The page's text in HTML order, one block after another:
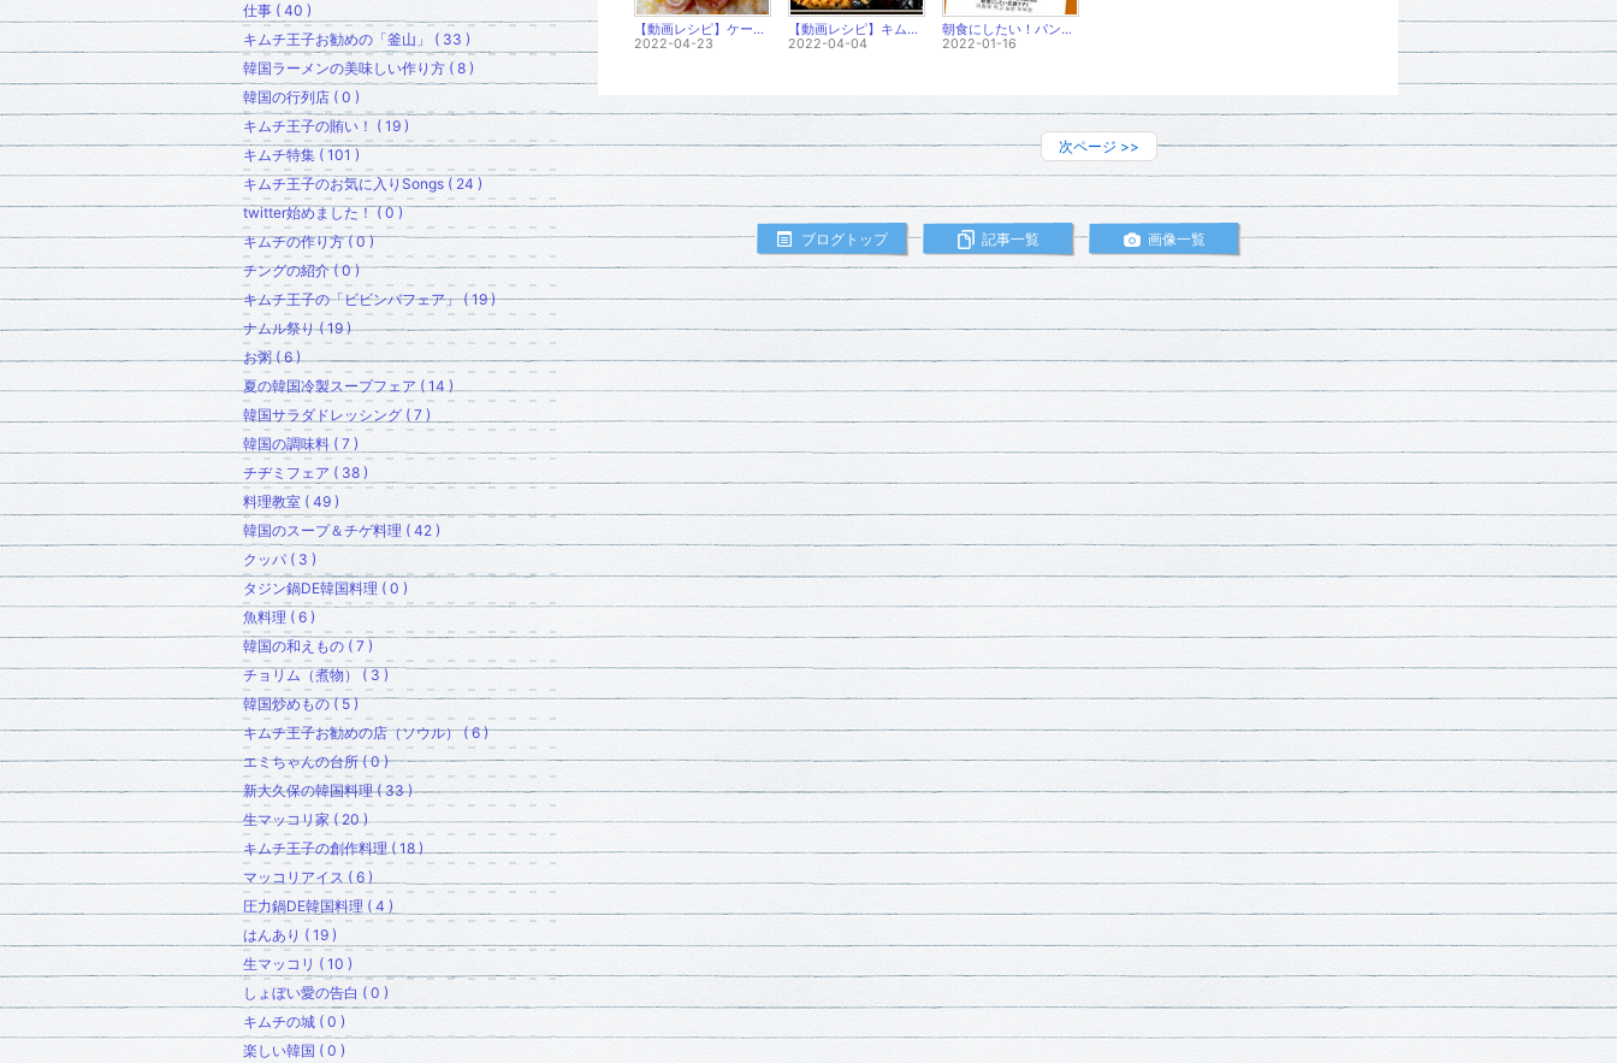
【動画レシピ】ケーキのようなポテトサラダ！
2022-04-23
【動画レシピ】キムチを炒めたらふわふわの美味しいおかずができました！
2022-04-04
朝食にしたい！パンケーキのような豆腐チヂミの作り方
2022-01-16
次ページ >>
ブログトップ 記事一覧 画像一覧
仕事 ( 40 )
キムチ王子お勧めの「釜山」 ( 33 )
韓国ラーメンの美味しい作り方 ( 8 )
韓国の行列店 ( 0 )
キムチ王子の賄い！ ( 19 )
キムチ特集 ( 101 )
キムチ王子のお気に入りSongs ( 24 )
twitter始めました！ ( 0 )
キムチの作り方 ( 0 )
チングの紹介 ( 0 )
キムチ王子の「ビビンバフェア」 ( 19 )
ナムル祭り ( 19 )
お粥 ( 6 )
夏の韓国冷製スープフェア ( 14 )
韓国サラダドレッシング ( 7 )
韓国の調味料 ( 7 )
チヂミフェア ( 38 )
料理教室 ( 49 )
韓国のスープ＆チゲ料理 ( 42 )
クッパ ( 3 )
タジン鍋DE韓国料理 ( 0 )
魚料理 ( 6 )
韓国の和えもの ( 7 )
チョリム（煮物） ( 3 )
韓国炒めもの ( 5 )
キムチ王子お勧めの店（ソウル） ( 6 )
エミちゃんの台所 ( 0 )
新大久保の韓国料理 ( 33 )
生マッコリ家 ( 20 )
キムチ王子の創作料理 ( 18 )
マッコリアイス ( 6 )
圧力鍋DE韓国料理 ( 4 )
はんあり ( 19 )
生マッコリ ( 10 )
しょぼい愛の告白 ( 0 )
キムチの城 ( 0 )
楽しい韓国 ( 0 )